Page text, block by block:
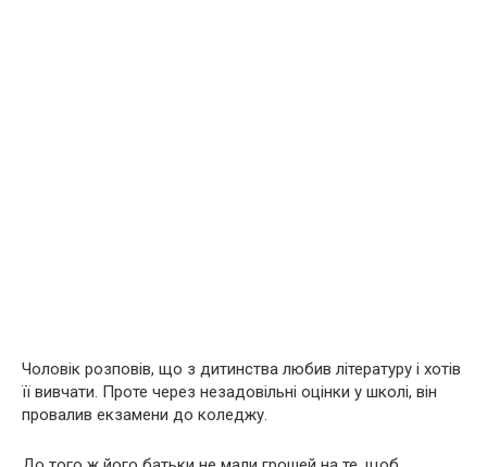
Чоловік розповів, що з дитинства любив літературу і хотів
її вивчати. Проте через незадовільні оцінки у школі, він
провалив екзамени до коледжу.